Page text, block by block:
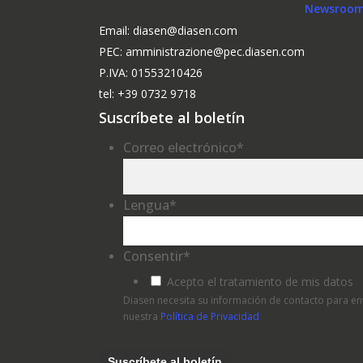
Email: diasen@diasen.com
PEC: amministrazione@pec.diasen.com
P.IVA: 01553210426
tel: +39 0732 9718
Suscríbete al boletín
Correo electrónico*
Lengua*
Consentir*
Acepto el tratamiento de mis datos
Diasen necesita su información de contacto para
nuestra Política de Privacidad